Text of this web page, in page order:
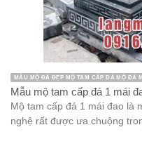
MẪU MỘ ĐÁ ĐẸP MỘ TAM CẤP ĐÁ MỘ ĐÁ
Mẫu mộ tam cấp đá 1 mái
Mộ tam cấp đá 1 mái đao là
nghệ rất được ưa chuộng